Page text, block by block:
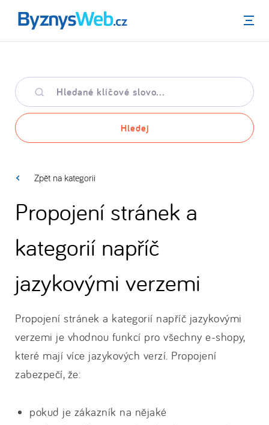
Menu
Hledané
klíčové
slovo
Hledej
Zpět na kategorii
Propojení stránek a
kategorií napříč
jazykovými verzemi
Propojení stránek a kategorií napříč jazykovými
verzemi je vhodnou funkcí pro všechny e-shopy,
které mají více jazykových verzí. Propojení
zabezpečí, že:
pokud je zákazník na nějaké